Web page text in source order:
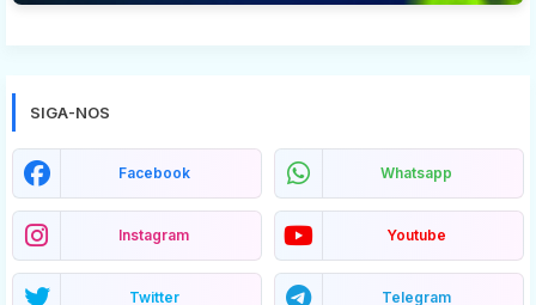
SIGA-NOS
Facebook Whatsapp
Instagram Youtube
Twitter Telegram